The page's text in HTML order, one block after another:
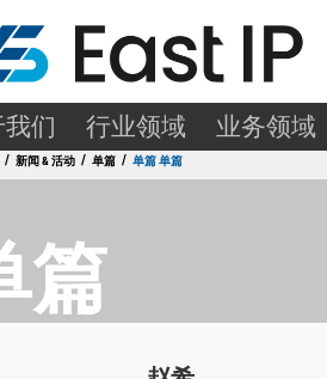
们 行业领域 业务领域
/ 新闻 & 活动 / 单篇 / 单篇 单篇
篇